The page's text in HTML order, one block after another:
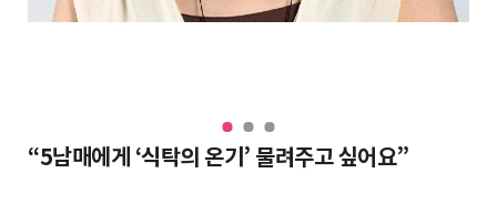
“5남매에게 ‘식탁의 온기’ 물려주고 싶어요”